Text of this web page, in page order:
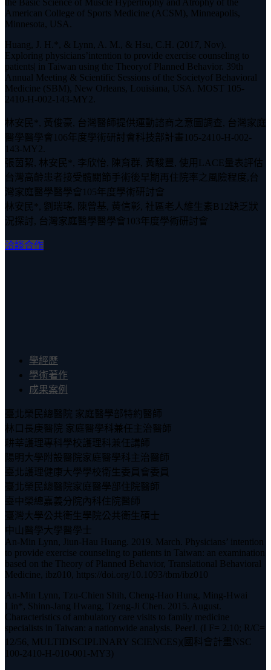
the Basic Science of Muscle Hypertrophy and Atrophy of the
American College of Sports Medicine (ACSM), Minneapolis,
Minnesota, USA.
Huang, J. H.*, & Lynn, A. M., & Hsu, C.H. (2017, Nov).
Exploring physicians’intention to provide exercise counseling to
patients| in Taiwan using the Theoryof Planned Behavior. 39th
Annual Meeting & Scientific Sessions of the Societyof Behavioral
Medicine (SBM), New Orleans, Louisiana, USA. MOST 105-
2410-H-002-143-MY2.
林安民*, 黃俊豪, 台灣醫師提供運動諮商之意圖調查, 台灣家庭
醫學醫學會106年度學術研討會科技部計畫105-2410-H-002-
143-MY2.
張茵絜, 林安民*, 李欣怡, 陳育群, 黃駿豐, 使用LACE量表評估
台灣高齡患者接受髖關節手術後早期再住院率之風險程度,台
灣家庭醫學醫學會105年度學術研討會
林安民*, 劉瑞瑤, 陳曾基, 黃信彰, 社區老人維生素B12缺乏狀
況探討, 台灣家庭醫學醫學會103年度學術研討會
洽談合作
學經歷
學術著作
成果案例
臺北榮民總醫院 家庭醫學部特約醫師
林口長庚醫院 家庭醫學科兼任主治醫師
耕莘護理專科學校護理科兼任講師
陽明大學附設醫院家庭醫學科主治醫師
臺北護理健康大學學校衛生委員會委員
臺北榮民總醫院家庭醫學部住院醫師
臺中榮總嘉義分院內科住院醫師
臺灣大學公共衛生學院公共衛生碩士
中山醫學大學醫學士
An-Min Lynn, Jiun-Hau Huang. 2019. March. Physicians’ intention
to provide exercise counseling to patients in Taiwan: an examination
based on the Theory of Planned Behavior, Translational Behavioral
Medicine, ibz010, https://doi.org/10.1093/tbm/ibz010
An-Min Lynn, Tzu-Chien Shih, Cheng-Hao Hung, Ming-Hwai
Lin*, Shinn-Jang Hwang, Tzeng-Ji Chen. 2015. August.
Characteristics of ambulatory care visits to family medicine
specialists in Taiwan: a nationwide analysis. PeerJ. (I F= 2.10; R/C=
12/56, MULTIDISCIPLINARY SCIENCES)(國科會計畫NSC
100-2410-H-010-001-MY3)